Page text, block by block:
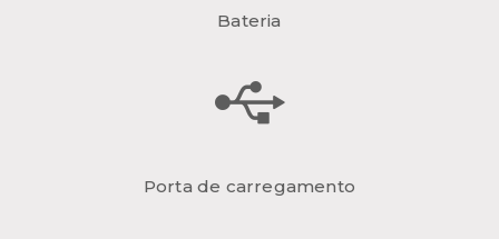
Bateria
Porta de carregamento